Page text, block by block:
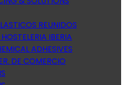
REUNIDOS
IBERIA
ADHESIVES
DE COMERCIO